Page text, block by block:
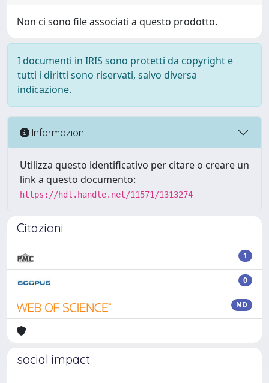
Non ci sono file associati a questo prodotto.
I documenti in IRIS sono protetti da copyright e
tutti i diritti sono riservati, salvo diversa
indicazione.
Informazioni
Utilizza questo identificativo per citare o creare un
link a questo documento:
https://hdl.handle.net/11571/1313274
Citazioni
1
0
ND
social impact